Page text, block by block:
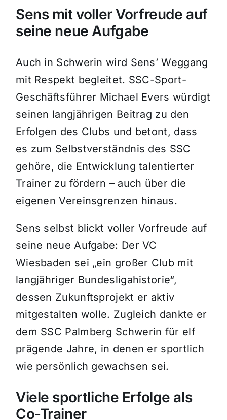
Sens mit voller Vorfreude auf
seine neue Aufgabe
Auch in Schwerin wird Sens’ Weggang
mit Respekt begleitet. SSC-Sport-
Geschäftsführer Michael Evers würdigt
seinen langjährigen Beitrag zu den
Erfolgen des Clubs und betont, dass
es zum Selbstverständnis des SSC
gehöre, die Entwicklung talentierter
Trainer zu fördern – auch über die
eigenen Vereinsgrenzen hinaus.
Sens selbst blickt voller Vorfreude auf
seine neue Aufgabe: Der VC
Wiesbaden sei „ein großer Club mit
langjähriger Bundesligahistorie“,
dessen Zukunftsprojekt er aktiv
mitgestalten wolle. Zugleich dankte er
dem SSC Palmberg Schwerin für elf
prägende Jahre, in denen er sportlich
wie persönlich gewachsen sei.
Viele sportliche Erfolge als
Co-Trainer